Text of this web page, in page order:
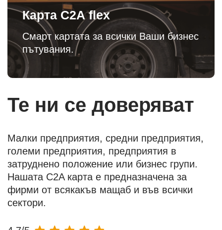
Карта С2А flex
Смарт картата за всички Ваши бизнес
пътувания.
Те ни се доверяват
Малки предприятия, средни предприятия,
големи предприятия, предприятия в
затруднено положение или бизнес групи.
Нашата C2A карта е предназначена за
фирми от всякакъв мащаб и във всички
сектори.